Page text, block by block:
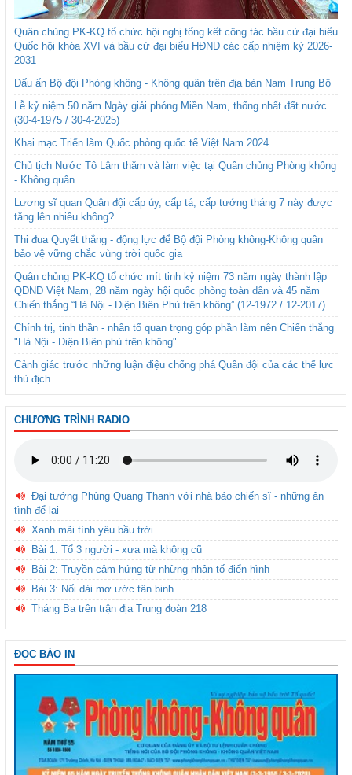
Quân chủng PK-KQ tổ chức hội nghị tổng kết công tác bầu cử đại biểu
Quốc hội khóa XVI và bầu cử đại biểu HĐND các cấp nhiệm kỳ 2026-
2031
Dấu ấn Bộ đội Phòng không - Không quân trên địa bàn Nam Trung Bộ
Lễ kỷ niệm 50 năm Ngày giải phóng Miền Nam, thống nhất đất nước
(30-4-1975 / 30-4-2025)
Khai mạc Triển lãm Quốc phòng quốc tế Việt Nam 2024
Chủ tịch Nước Tô Lâm thăm và làm việc tại Quân chủng Phòng không
- Không quân
Lương sĩ quan Quân đội cấp úy, cấp tá, cấp tướng tháng 7 này được
tăng lên nhiều không?
Thi đua Quyết thắng - động lực để Bộ đội Phòng không-Không quân
bảo vệ vững chắc vùng trời quốc gia
Quân chủng PK-KQ tổ chức mít tinh kỷ niệm 73 năm ngày thành lập
QĐND Việt Nam, 28 năm ngày hội quốc phòng toàn dân và 45 năm
Chiến thắng “Hà Nội - Điện Biên Phủ trên không” (12-1972 / 12-2017)
Chính trị, tinh thần - nhân tố quan trọng góp phần làm nên Chiến thắng
"Hà Nội - Điện Biên phủ trên không"
Cảnh giác trước những luận điệu chống phá Quân đội của các thế lực
thù địch
CHƯƠNG TRÌNH RADIO
Đại tướng Phùng Quang Thanh với nhà báo chiến sĩ - những ân
tình để lại
Xanh mãi tình yêu bầu trời
Bài 1: Tổ 3 người - xưa mà không cũ
Bài 2: Truyền cảm hứng từ những nhân tố điển hình
Bài 3: Nối dài mơ ước tân binh
Tháng Ba trên trận địa Trung đoàn 218
ĐỌC BÁO IN